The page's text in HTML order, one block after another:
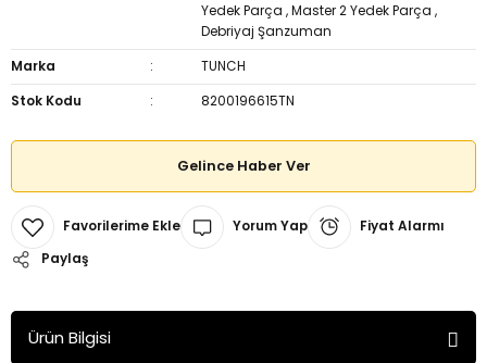
Yedek Parça ,Master 2 Yedek Parça ,
Debriyaj Şanzuman
Marka
TUNCH
Stok Kodu
8200196615TN
Gelince Haber Ver
Yorum Yap
Fiyat Alarmı
Paylaş
Ürün Bilgisi